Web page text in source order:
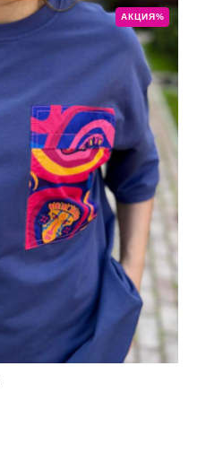
АКЦИЯ%